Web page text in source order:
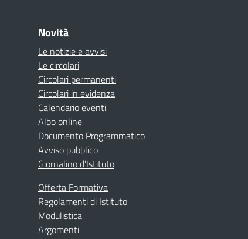
Novità
Le notizie e avvisi
Le circolari
Circolari permanenti
Circolari in evidenza
Calendario eventi
Albo online
Documento Programmatico
Avviso pubblico
Giornalino d’Istituto
Offerta Formativa
Regolamenti di Istituto
Modulistica
Argomenti